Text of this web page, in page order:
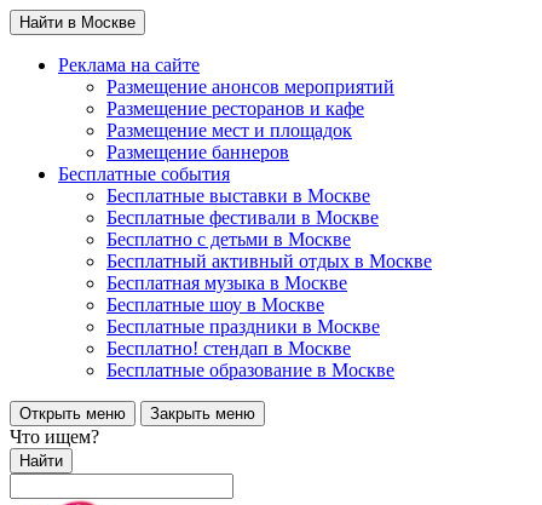
Найти в Москве
Реклама на сайте
Размещение анонсов мероприятий
Размещение ресторанов и кафе
Размещение мест и площадок
Размещение баннеров
Бесплатные события
Бесплатные выставки в Москве
Бесплатные фестивали в Москве
Бесплатно с детьми в Москве
Бесплатный активный отдых в Москве
Бесплатная музыка в Москве
Бесплатные шоу в Москве
Бесплатные праздники в Москве
Бесплатно! стендап в Москве
Бесплатные образование в Москве
Открыть меню Закрыть меню
Что ищем?
Найти